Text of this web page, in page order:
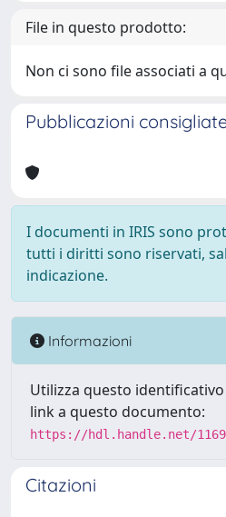
File in questo prodotto:
Non ci sono file associati a
Pubblicazioni
I documenti in IRIS sono
tutti i diritti sono riservati,
indicazione.
Informazioni
Utilizza questo
link a questo documento:
https://hdl.handle.net/
Citazioni